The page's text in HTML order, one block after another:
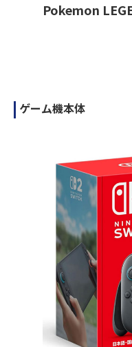
Pokemon
ゲーム機本体